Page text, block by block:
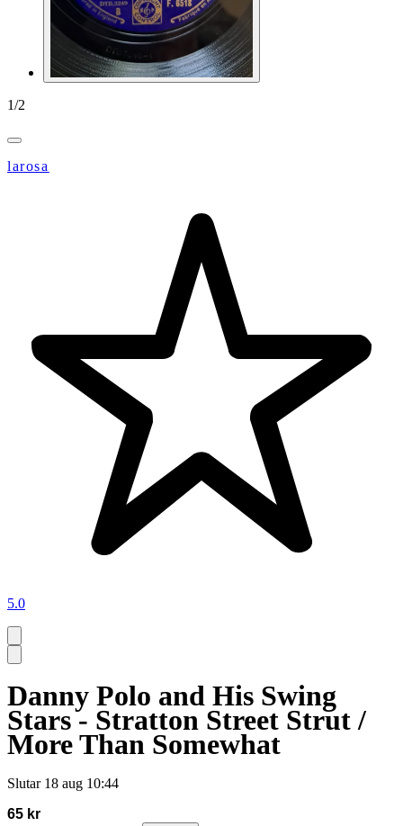
1/2
larosa
5.0
Danny Polo and His Swing
Stars - Stratton Street Strut /
More Than Somewhat
Slutar 18 aug 10:44
65 kr